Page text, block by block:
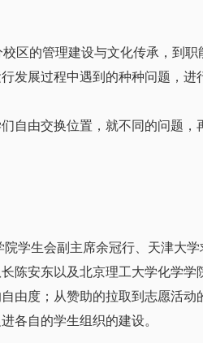
的管理建设与文化传承，到职
发展过程中遇到的种种问题，进
由交换位置，就不同的问题，
生会副主席余冠行、天津大学
陈安东以及北京理工大学化学学
由度；从赞助的拉取到志愿活动
各自的学生组织的建设。